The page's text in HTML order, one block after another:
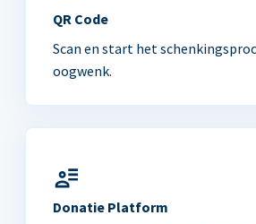
QR Code
Scan en start het
oogwenk.
Donatie Platform